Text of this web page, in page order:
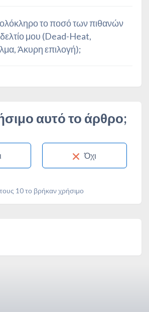
ολόκληρο το ποσό των πιθανών
μου (Dead-Heat,
Άκυρη επιλογή);
αυτό το άρθρο;
Όχι
10 το βρήκαν χρήσιμο